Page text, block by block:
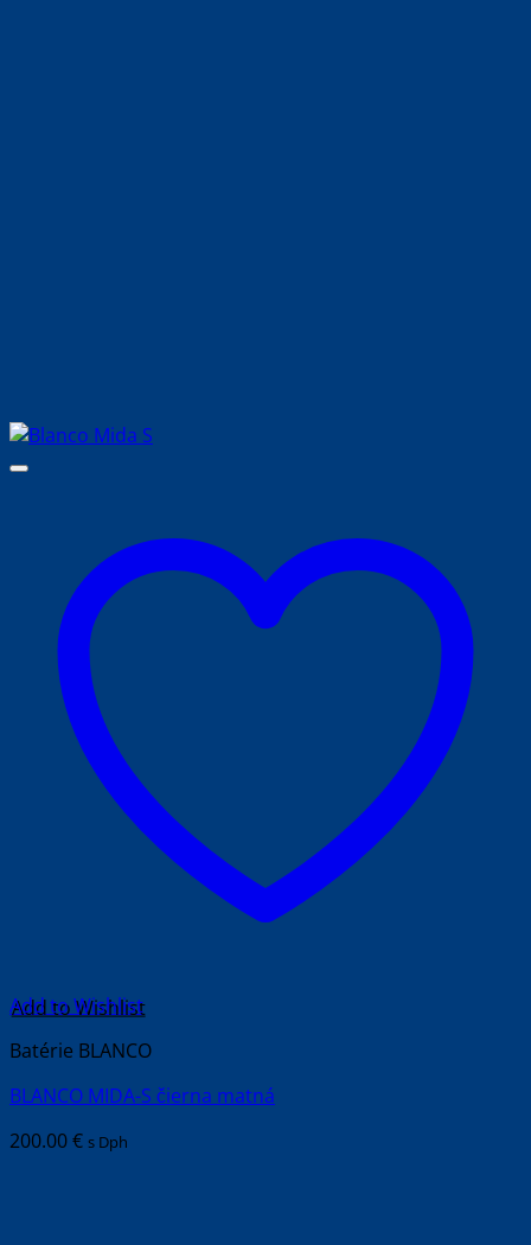
Add to Wishlist
Batérie BLANCO
BLANCO MIDA-S čierna matná
200.00€ s Dph